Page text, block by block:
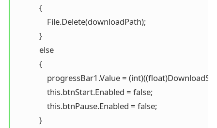
            {
                File.Delete(downloadPath);
            }
            else
            {
progressBar1.Value =
                this.btnStart.Enabled = false;
                this.btnPause.Enabled = false;
            }